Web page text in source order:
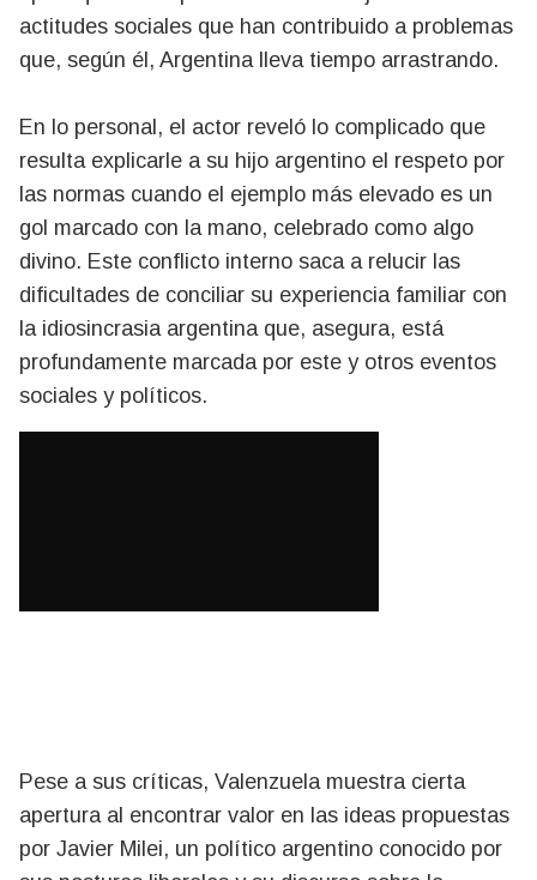
actitudes sociales que han contribuido a problemas
que, según él, Argentina lleva tiempo arrastrando.
En lo personal, el actor reveló lo complicado que
resulta explicarle a su hijo argentino el respeto por
las normas cuando el ejemplo más elevado es un
gol marcado con la mano, celebrado como algo
divino. Este conflicto interno saca a relucir las
dificultades de conciliar su experiencia familiar con
la idiosincrasia argentina que, asegura, está
profundamente marcada por este y otros eventos
sociales y políticos.
Pese a sus críticas, Valenzuela muestra cierta
apertura al encontrar valor en las ideas propuestas
por Javier Milei, un político argentino conocido por